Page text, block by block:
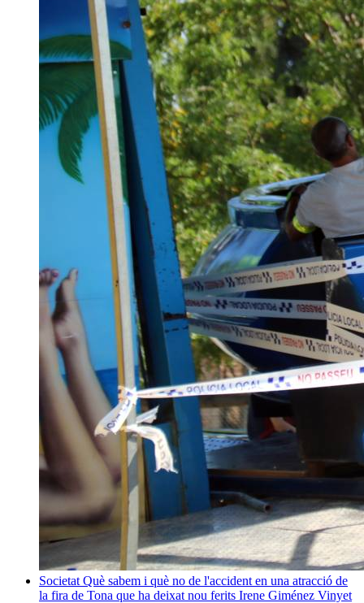
Societat Què sabem i què no de l'accident en una atracció de
la fira de Tona que ha deixat nou ferits Irene Giménez Vinyet